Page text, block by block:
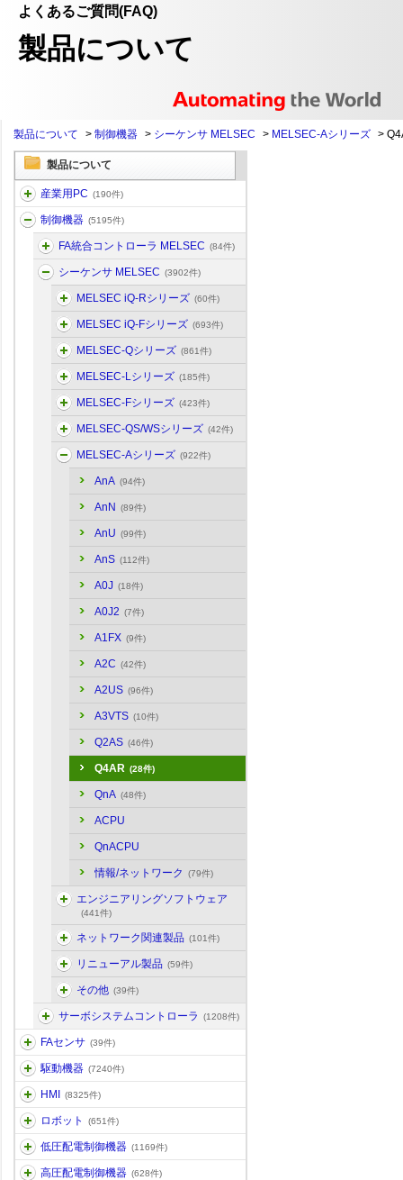
よくあるご質問(FAQ)
製品について
製品について > 制御機器 > シーケンサ MELSEC > MELSEC-Aシリーズ >
製品について
産業用PC (190件)
制御機器 (5195件)
FA統合コントローラ MELSEC (84件)
シーケンサ MELSEC (3902件)
MELSEC iQ-Rシリーズ (60件)
MELSEC iQ-Fシリーズ (693件)
MELSEC-Qシリーズ (861件)
MELSEC-Lシリーズ (185件)
MELSEC-Fシリーズ (423件)
MELSEC-QS/WSシリーズ (42件)
MELSEC-Aシリーズ (922件)
AnA (94件)
AnN (89件)
AnU (99件)
AnS (112件)
A0J (18件)
A0J2 (7件)
A1FX (9件)
A2C (42件)
A2US (96件)
A3VTS (10件)
Q2AS (46件)
Q4AR (28件)
QnA (48件)
ACPU
QnACPU
情報/ネットワーク (79件)
エンジニアリングソフトウェア
(441件)
ネットワーク関連製品 (101件)
リニューアル製品 (59件)
その他 (39件)
サーボシステムコントローラ (1208件)
FAセンサ (39件)
駆動機器 (7240件)
HMI (8325件)
ロボット (651件)
低圧配電制御機器 (1169件)
高圧配電制御機器 (628件)